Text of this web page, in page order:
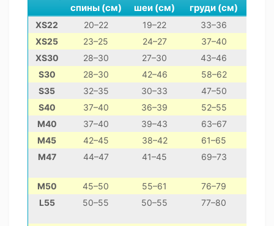
спины (см)
шеи (см)
груди (см)
XS22 20–22 19–22 33–36
XS25
23–25 24–27 37–40
XS30
28–30 27–30 43–46
S30
28–30 42–46 58–62
S35
32–35 30–33 47–50
S40
37–40 36–39 52–55
M40
37–40 39–43 63–67
M45
42–45 38–42 61–65
M47
44–47 41–45 69–73
M50 45–50 55–61
76–79
L55
50–55 50–55 77–80